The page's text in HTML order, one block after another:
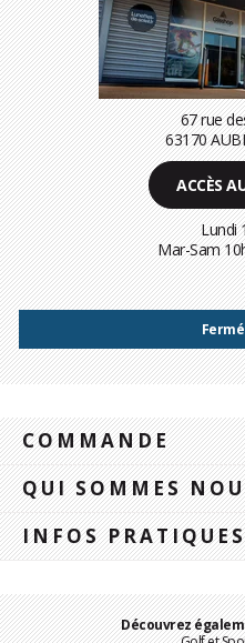
67 rue
63170
ACCÈS
Lundi
Mar-Sam
COMMANDE
QUI SOMMES
INFOS PRATIQUES
Découvrez